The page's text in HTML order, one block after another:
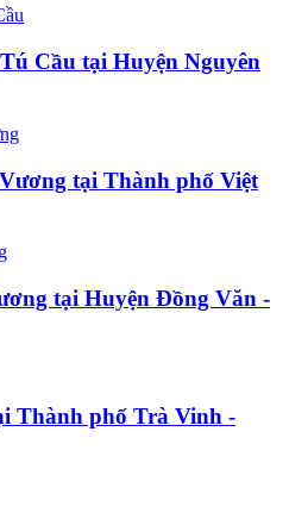
Cầu tại Huyện Nguyên
tại Thành phố Việt
tại Huyện Đồng Văn -
Thành phố Trà Vinh -